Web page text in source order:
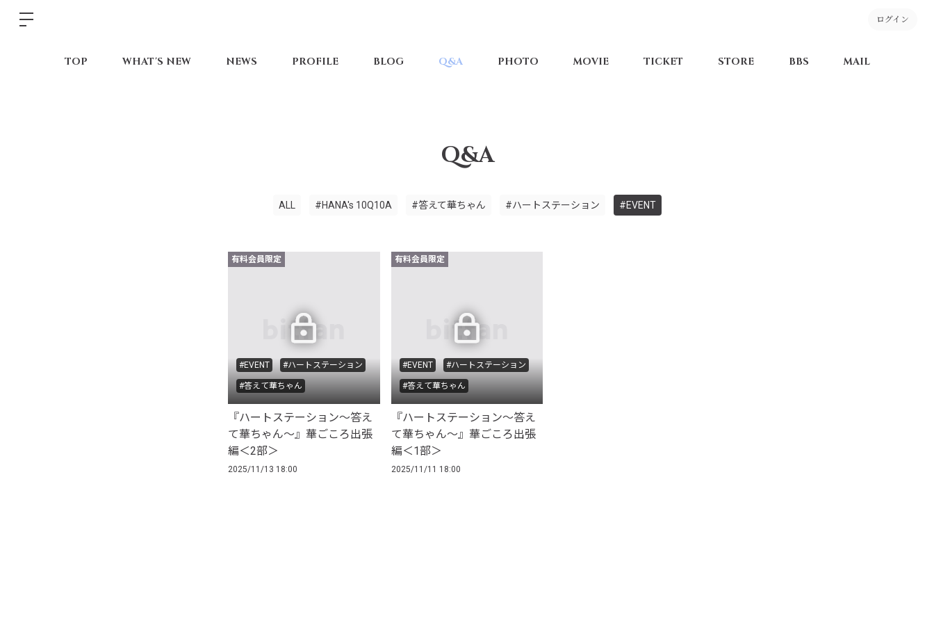
ログイン
TOP WHAT'S NEW NEWS PROFILE BLOG Q&A PHOTO MOVIE TICKET STORE BBS MAIL
Q&A
ALL #HANA's 10Q10A #答えて華ちゃん #ハートステーション #EVENT
有料会員限定
#EVENT #ハートステーション
#答えて華ちゃん
『ハートステーション〜答え
て華ちゃん〜』華ごころ出張
編＜2部＞
2025/11/13 18:00
有料会員限定
#EVENT #ハートステーション
#答えて華ちゃん
『ハートステーション〜答え
て華ちゃん〜』華ごころ出張
編＜1部＞
2025/11/11 18:00